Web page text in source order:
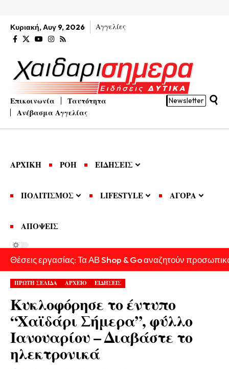
Κυριακή, Αυγ 9, 2026 Αγγελίες
Επικοινωνία
Ταυτότητα
Ανέβασμα Αγγελίας
Newsletter
ΑΡΧΙΚΗ ΡΟΗ ΕΙΔΗΣΕΙΣ
ΠΟΛΙΤΙΣΜΟΣ LIFESTYLE ΑΓΟΡΑ
ΑΠΟΨΕΙΣ
Θέσεις εργασίας: Τα ΑΒ Shop & Go αναζητούν
ΠΡΩΤΗ ΣΕΛΙΔΑ ΑΡΧΕΙΟ ΕΙΔΗΣΕΙΣ
Κυκλοφόρησε το έντυπο
“Χαϊδάρι Σήμερα”, φύλλο
Ιανουαρίου – Διαβάστε το
ηλεκτρονικά